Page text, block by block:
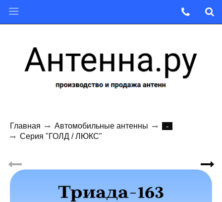
Главная Автомобильные антенны
-
Серия "ГОЛД / ЛЮКС"